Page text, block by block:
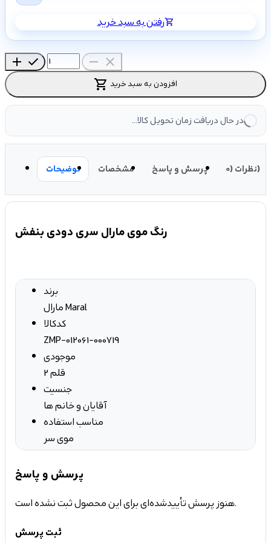
رفتن به سبد خریدshopping_cart
add check remove close
shopping_cart افزودن به سبد خرید
در حال دریافت زمان تحویل کالا...
توضیحات مشخصات پرسش و پاسخ نظرات (0)
رنگ موی مارال سری دودی بنفش
برند
مارال Maral
کدکالا
ZMP-012061-000719
موجودی
2 قلم
جنسیت
آقایان و خانم ها
مناسب استفاده
موی سر
پرسش و پاسخ
هنوز پرسش تأییدشده‌ای برای این محصول ثبت نشده است.
ثبت پرسش